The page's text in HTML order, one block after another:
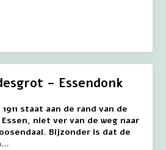
– Essendonk
staat aan de rand van de
niet ver van de weg naar
Bijzonder is dat de